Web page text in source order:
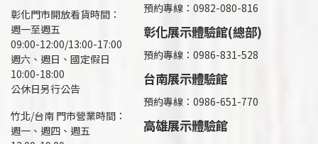
彰化門市開放看貨時間：
週一至週五
09:00-12:00/13:00-17:00
週六、週日、國定假日
10:00-18:00
公休日另行公告
竹北/台南 門市營業時間：
週一、週四、週五
預約專線：0982-080-816
彰化展示體驗館(總部)
預約專線： 0986-831-528
台南展示體驗館
預約專線：0986-651-770
高雄展示體驗館